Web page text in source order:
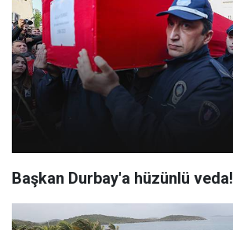
Başkan Durbay'a hüzünlü veda!